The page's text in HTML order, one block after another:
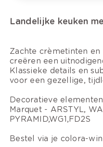
Landelijke keuken
Zachte crèmetinten
creëren een
Klassieke details en
voor een gezellige,
Decoratieve
Marquet - ARSTYL,
PYRAMID,WG1,FD2S
Bestel via je colora-